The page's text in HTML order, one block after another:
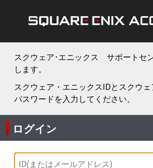
スクウェア･エニックス サポートセ
します。
スクウェア・エニックスIDとスクウ
パスワードを入力してください。
ログイン